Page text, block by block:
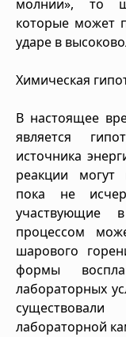
молнии», то
которые может
ударе в
Химическая
В настоящее
является
источника
реакции могут
пока не
участвующие
процессом
шарового
формы
лабораторных
лабораторной